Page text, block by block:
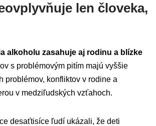
len človeka,
alkoholu zasahuje aj rodinu a blízke
s problémovým pitím majú vyššie
problémov, konfliktov v rodine a
v medziľudských vzťahoch.
desaťtisíce ľudí ukázali, že deti